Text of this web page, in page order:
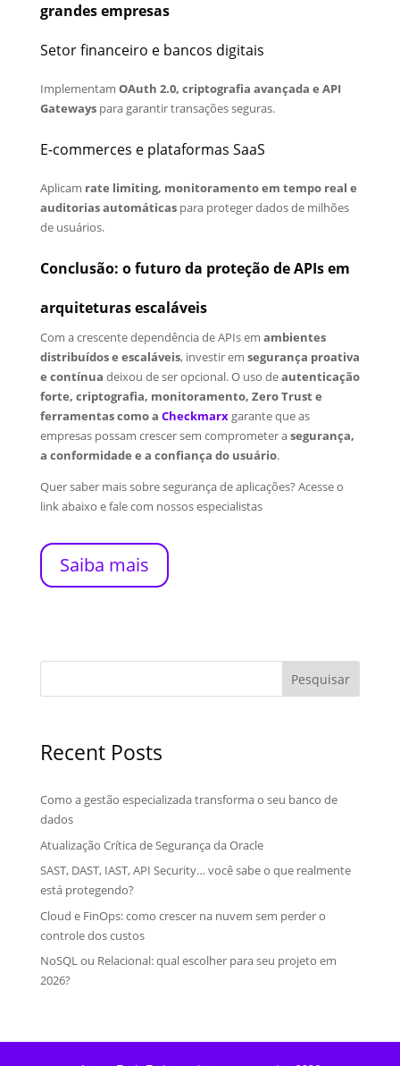
grandes empresas
Setor financeiro e bancos digitais
Implementam OAuth 2.0, criptografia avançada e API
Gatewayspara garantir transações seguras.
E-commerces e plataformas SaaS
Aplicam rate limiting, monitoramento em tempo real e
auditorias automáticaspara proteger dados de milhões
de usuários.
Conclusão: o futuro da proteção de APIs em
arquiteturas escaláveis
Com a crescente dependência de APIs em ambientes
distribuídos e escaláveis, investir em segurança proativa
e contínua deixou de ser opcional. O uso deautenticação
forte, criptografia, monitoramento, Zero Trust e
ferramentas como a Checkmarxgarante que as
empresas possam crescer sem comprometer asegurança,
a conformidade e a confiança do usuário.
Quer saber mais sobre segurança de aplicações? Acesse o
link abaixo e fale com nossos especialistas
Saiba mais
Pesquisar
Recent Posts
Como a gestão especializada transforma o seu banco de
dados
Atualização Crítica de Segurança da Oracle
SAST, DAST, IAST, API Security… você sabe o que realmente
está protegendo?
Cloud e FinOps: como crescer na nuvem sem perder o
controle dos custos
NoSQL ou Relacional: qual escolher para seu projeto em
2026?